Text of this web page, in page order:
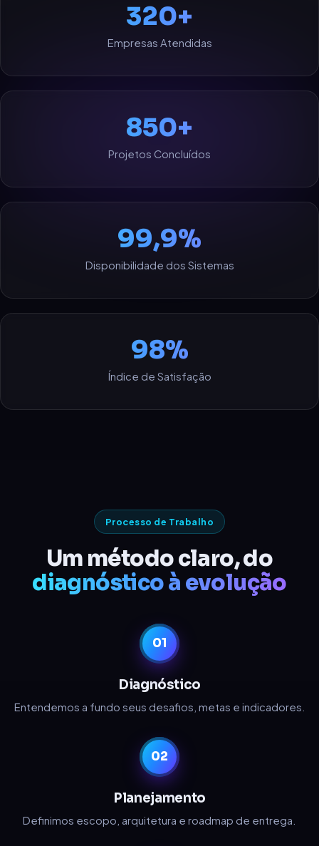
320+
Empresas Atendidas
850+
Projetos Concluídos
99,9%
Disponibilidade dos Sistemas
98%
Índice de Satisfação
Processo de Trabalho
Um método claro, do
diagnóstico à evolução
01
Diagnóstico
Entendemos a fundo seus desafios, metas e indicadores.
02
Planejamento
Definimos escopo, arquitetura e roadmap de entrega.